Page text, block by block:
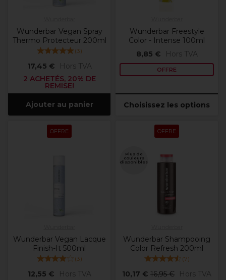
Wunderbar Vegan Spray
Thermo Protecteur 200ml
(3)
17,45 €
Hors TVA
2 ACHETÉS, 20% DE
REMISE!
Ajouter au panier
Wunderbar Freestyle
Color - Intense 100ml
8,85 €
Hors TVA
OFFRE
Choisissez les options
OFFRE
Wunderbar Vegan Lacque
Finish-It 500ml
(3)
12,55 €
Hors TVA
OFFRE
Plus de
couleurs
disponibles
Wunderbar Shampooing
Color Refresh 200ml
(7)
10,17 € 16,95 €
Hors TVA